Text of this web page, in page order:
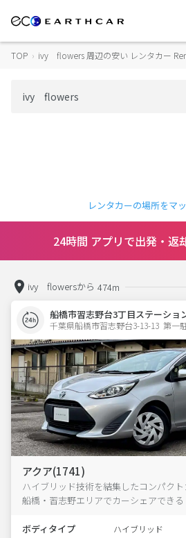
TOP › ivy flowers 周辺の安い レンタカー
レンタカーの場所をマ
24時間 アプリで出発・返
ivy flowersから 474m
船橋市習志野台3丁目ステーショ
千葉県船橋市習志野台3-13-13  第一
アクア(1741)
ハイブリッド技術を結集したコンパク
船橋・習志野エリアでカーシェアできる
ボディタイプ ハイブリッド